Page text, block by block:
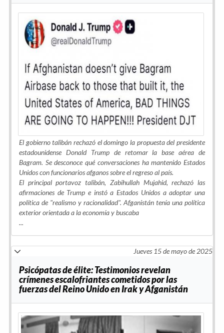
El gobierno talibán rechazó el domingo la propuesta del presidente
estadounidense Donald Trump de retomar la base aérea de
Bagram. Se desconoce qué conversaciones ha mantenido Estados
Unidos con funcionarios afganos sobre el regreso al país.
El principal portavoz talibán, Zabihullah Mujahid, rechazó las
afirmaciones de Trump e instó a Estados Unidos a adoptar una
política de "realismo y racionalidad". Afganistán tenía una política
exterior orientada a la economía y buscaba
...
Jueves 15 de mayo de 2025
Psicópatas de élite: Testimonios revelan
crímenes escalofriantes cometidos por las
fuerzas del Reino Unido en Irak y Afganistán